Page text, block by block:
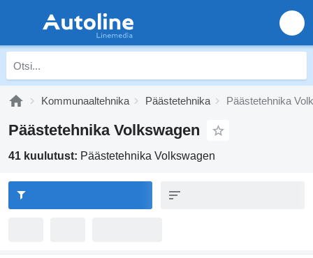
Kommunaaltehnika Päästetehnika Päästetehnika
Päästetehnika Volkswagen
41 kuulutust: Päästetehnika Volkswagen